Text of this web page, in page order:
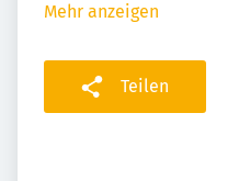
Mehr anzeigen
Teilen